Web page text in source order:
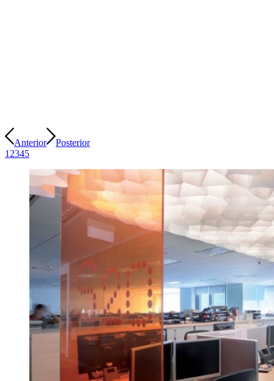
Anterior
Posterior
1 2345